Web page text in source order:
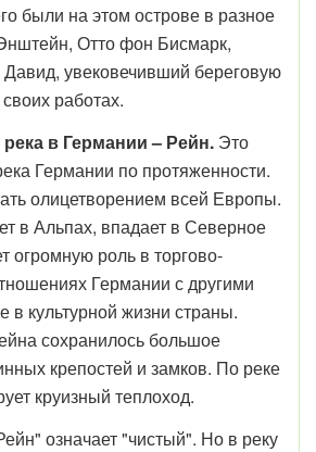
были на этом острове в разное
Отто фон Бисмарк,
увековечивший береговую
работах.
в Германии – Рейн. Это
Германии по протяженности.
олицетворением всей Европы.
в Альпах, впадает в Северное
огромную роль в торгово-
Германии с другими
в культурной жизни страны.
сохранилось большое
крепостей и замков. По реке
круизный теплоход.
означает "чистый". Но в реку